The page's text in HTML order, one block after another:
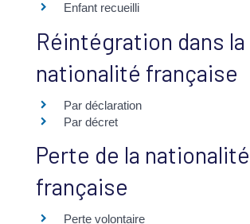
Enfant recueilli
Réintégration dans la
nationalité française
Par déclaration
Par décret
Perte de la nationalité
française
Perte volontaire